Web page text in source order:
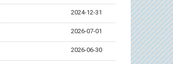
2024-12-31
2026-07-01
2026-06-30